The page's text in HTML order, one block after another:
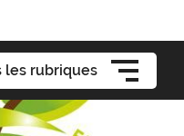
les rubriques